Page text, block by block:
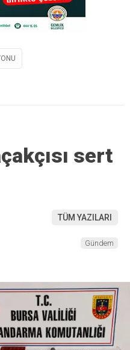
sert
TÜM YAZILARI
Gündem